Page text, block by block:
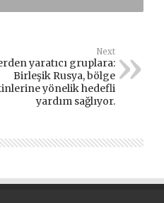
Next
yaratıcı gruplara:
Birleşik Rusya, bölge
yönelik hedefli
yardım sağlıyor.